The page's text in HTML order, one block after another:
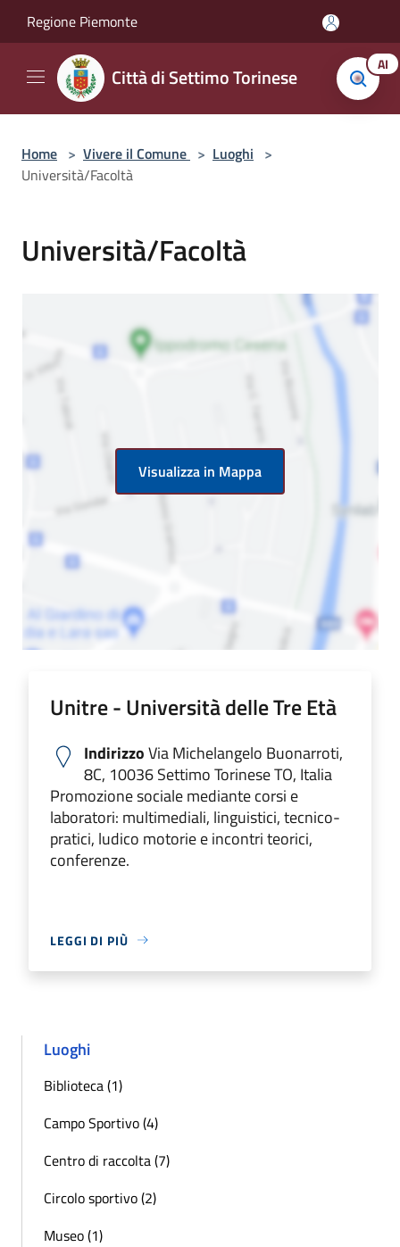
Regione Piemonte
Città di Settimo Torinese AI
Home > Vivere il Comune > Luoghi >
Università/Facoltà
Università/Facoltà
Visualizza in Mappa
Unitre - Università delle Tre Età
IndirizzoVia Michelangelo Buonarroti,
8C, 10036 Settimo Torinese TO, Italia
Promozione sociale mediante corsi e
laboratori: multimediali, linguistici, tecnico-
pratici, ludico motorie e incontri teorici,
conferenze.
LEGGI DI PIÙ
Luoghi
Biblioteca (1)
Campo Sportivo (4)
Centro di raccolta (7)
Circolo sportivo (2)
Museo (1)